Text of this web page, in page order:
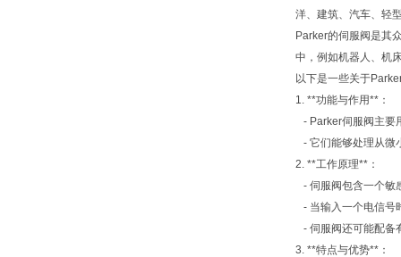
洋、建筑、汽车、轻
Parker的伺服阀是其
中，例如机器人、机
以下是一些关于
1. **功能与作用**：
- Parker伺服阀主要
- 它们能够处理从微
2. **工作原理**：
- 伺服阀包含一个敏
- 当输入一个电信号
- 伺服阀还可能配备
3. **特点与优势**：